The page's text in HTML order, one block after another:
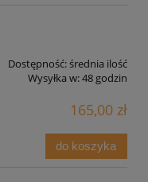
Dostępność:średnia ilość
Wysyłka w:48 godzin
165,00 zł
do koszyka